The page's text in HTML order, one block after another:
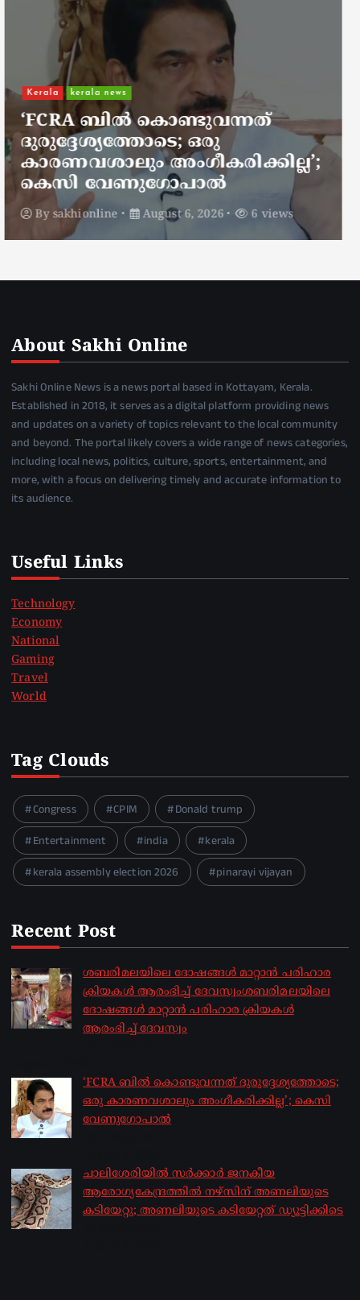
kerala news
ചാലിശേരിയില്‍ സര്‍ക്കാര്‍
ജനകീയ ആരോഗ്യകേന്ദ്രത്തില്‍
നഴ്സിന് അണലിയുടെ കടിയേറ്റു;
അണലിയുടെ കടിയേറ്റത്
ഡ്യൂട്ടിക്കിടെ
Bysakhionline August 6, 2026 5 views
About Sakhi Online
Sakhi Online News is a news portal based in Kottayam, Kerala.
Established in 2018, it serves as a digital platform providing news
and updates on a variety of topics relevant to the local community
and beyond. The portal likely covers a wide range of news categories,
including local news, politics, culture, sports, entertainment, and
more, with a focus on delivering timely and accurate information to
its audience.
Useful Links
Technology
Economy
National
Gaming
Travel
World
Tag Clouds
Congress CPIM
Donald trump
Entertainment
india
kerala
kerala assembly election 2026
pinarayi vijayan
Recent Post
ശബരിമലയിലെ ദോഷങ്ങൾ മാറ്റാൻ പരിഹാര
ക്രിയകൾ ആരംഭിച്ച് ദേവസ്വംശബരിമലയിലെ
ദോഷങ്ങൾ മാറ്റാൻ പരിഹാര ക്രിയകൾ
ആരംഭിച്ച് ദേവസ്വം
‘FCRA ബിൽ കൊണ്ടുവന്നത് ദുരുദ്ദേശ്യത്തോടെ;
ഒരു കാരണവശാലും അം​ഗീകരിക്കില്ല’; കെസി
വേണു​ഗോപാൽ
ചാലിശേരിയില്‍ സര്‍ക്കാര്‍ ജനകീയ
ആരോഗ്യകേന്ദ്രത്തില്‍ നഴ്സിന് അണലിയുടെ
കടിയേറ്റു; അണലിയുടെ കടിയേറ്റത് ഡ്യൂട്ടിക്കിടെ